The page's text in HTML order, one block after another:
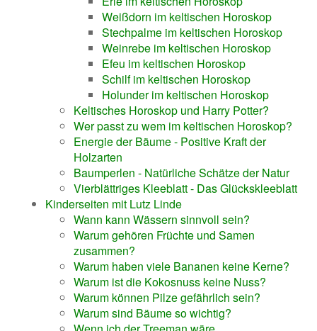
Weißdorn im keltischen Horoskop
Stechpalme im keltischen Horoskop
Weinrebe im keltischen Horoskop
Efeu im keltischen Horoskop
Schilf im keltischen Horoskop
Holunder im keltischen Horoskop
Keltisches Horoskop und Harry Potter?
Wer passt zu wem im keltischen Horoskop?
Energie der Bäume - Positive Kraft der
Holzarten
Baumperlen - Natürliche Schätze der Natur
Vierblättriges Kleeblatt - Das Glückskleeblatt
Kinderseiten mit Lutz Linde
Wann kann Wässern sinnvoll sein?
Warum gehören Früchte und Samen
zusammen?
Warum haben viele Bananen keine Kerne?
Warum ist die Kokosnuss keine Nuss?
Warum können Pilze gefährlich sein?
Warum sind Bäume so wichtig?